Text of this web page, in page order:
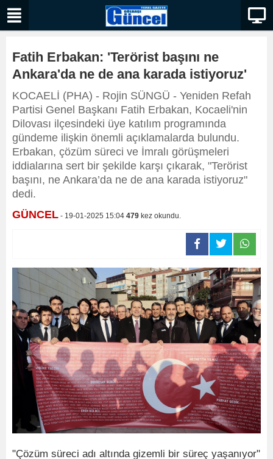
Fatih Erbakan: 'Terörist başını ne
Ankara'da ne de ana karada istiyoruz'
KOCAELİ (PHA) - Rojin SÜNGÜ - Yeniden Refah
Partisi Genel Başkanı Fatih Erbakan, Kocaeli'nin
Dilovası ilçesindeki üye katılım programında
gündeme ilişkin önemli açıklamalarda bulundu.
Erbakan, çözüm süreci ve İmralı görüşmeleri
iddialarına sert bir şekilde karşı çıkarak, "Terörist
başını, ne Ankara’da ne de ana karada istiyoruz"
dedi.
GÜNCEL - 19-01-2025 15:04 479 kez okundu.
"Çözüm süreci adı altında gizemli bir süreç yaşanıyor"